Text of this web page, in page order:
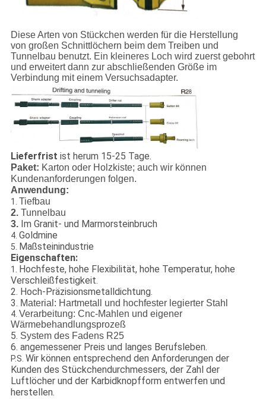
Diese Arten von Stückchen werden für die Herstellung
von großen Schnittlöchern beim dem Treiben und
Tunnelbau benutzt. Ein kleineres Loch wird zuerst gebohrt
und erweitert dann zur abschließenden Größe im
Verbindung mit einem Versuchsadapter.
Lieferfrist ist herum 15-25 Tage.
Paket: Karton oder Holzkiste; auch wir können
Kundenanforderungen folgen.
Anwendung:
1. Tiefbau
2. Tunnelbau
3. Im Granit- und Marmorsteinbruch
4. Goldmine
5. Maßsteinindustrie
Eigenschaften:
1. Hochfeste, hohe Flexibilität, hohe Temperatur, hohe
Verschleißfestigkeit.
2. Hoch-Präzisionsmetalldichtung.
3. Material: Hartmetall und hochfester legierter Stahl
4. Verarbeitung: Cnc-Mahlen und eigener
Wärmebehandlungsprozeß
5. System des Fadens R25
6. angemessener Preis und langes Berufsleben.
P.S. Wir können entsprechend den Anforderungen der
Kunden des Stückchendurchmessers, der Zahl der
Luftlöcher und der Karbidknopfform entwerfen und
herstellen.